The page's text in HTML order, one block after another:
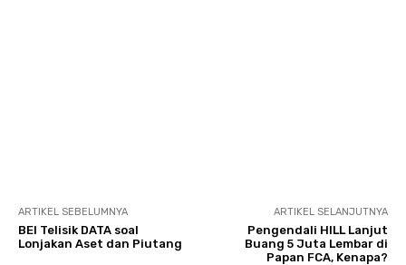
ARTIKEL SEBELUMNYA
BEI Telisik DATA soal
Lonjakan Aset dan Piutang
ARTIKEL SELANJUTNYA
Pengendali HILL Lanjut
Buang 5 Juta Lembar di
Papan FCA, Kenapa?